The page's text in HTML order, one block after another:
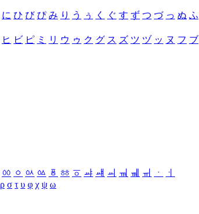
に ひ び ぴ み り う ぅ く ぐ す ず つ づ っ ぬ ふ
ヒ ビ ピ ミ リ ウ ゥ ク グ ス ズ ツ ヅ ッ ヌ フ ブ
ㆀ ㆁ ㆂ ㆃ ㆄ ㆅ ㆆ ㆇ ㆈ ㆉ ㆊ ㆋ ㆌ ㆍ
ㆎ
ρ σ τ υ φ χ ψ ω